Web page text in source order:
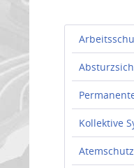
Kollektive
Atemschutz